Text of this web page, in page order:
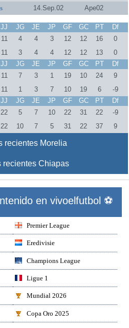
14.Sep.02 Ape02
JJ JG JE JP GF GC PT
Df
11 4 4 3 12 12 16
0
11 3 4 4 12 12 13
0
JJ JG JE JP GF GC PT
Df
11 7 3 1 19 10 24
9
11 1 3 7 10 19 6
-9
JJ JG JE JP GF GC PT
Df
22 5 7 10 22 31 22
-9
22 10 7 5 31 22 37 9
recientes Morelia
recientes Chiapas
en vivoelfutbol ⚽
Premier League
Eredivisie
Champions League
Ligue 1
Mundial 2026
Copa Oro 2025